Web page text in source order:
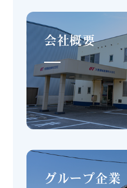
会社概要
グループ企業